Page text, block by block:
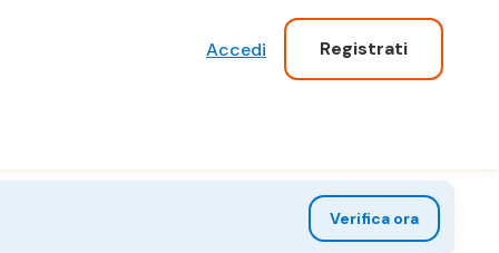
Accedi Registrati
Verifica ora